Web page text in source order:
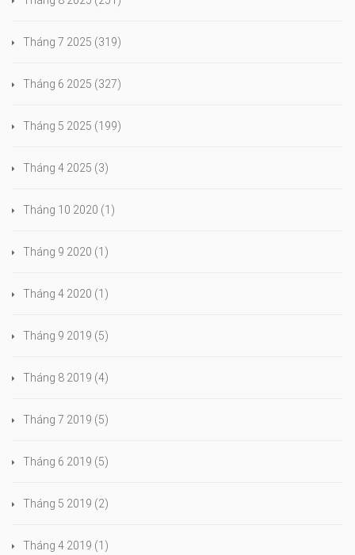
Tháng 7 2025 (319)
Tháng 6 2025 (327)
Tháng 5 2025 (199)
Tháng 4 2025 (3)
Tháng 10 2020 (1)
Tháng 9 2020 (1)
Tháng 4 2020 (1)
Tháng 9 2019 (5)
Tháng 8 2019 (4)
Tháng 7 2019 (5)
Tháng 6 2019 (5)
Tháng 5 2019 (2)
Tháng 4 2019 (1)